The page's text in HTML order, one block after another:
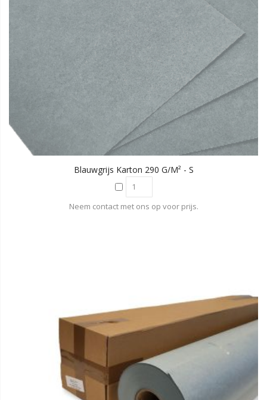
Blauwgrijs Karton 290 G/m² - S
Neem contact met ons op voor prijs.